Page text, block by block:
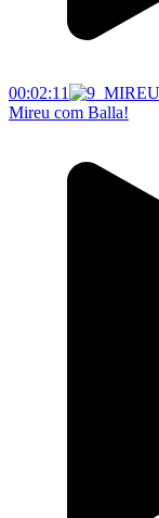
00:02:11
Mireu com Balla!